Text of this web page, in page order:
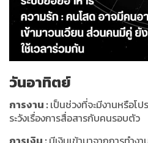
วันอาทิตย์
การงาน :เป็นช่วงที่จะมีงานหรือโป
ระวังเรื่องการสื่อสารกับคนรอบตัว